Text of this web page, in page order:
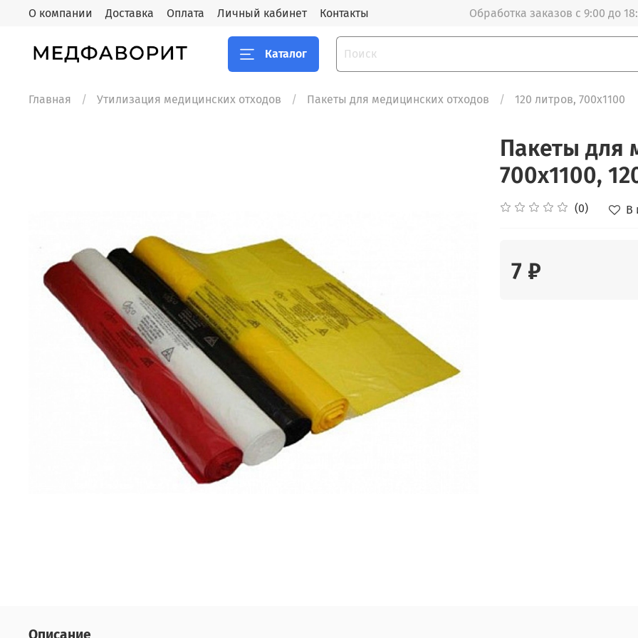
О компании Доставка Оплата Личный кабинет Контакты Обработка заказов с 9:00 до
Каталог
Главная Утилизация медицинских отходов Пакеты для медицинских отходов 120 литров, 700х1100
Пакеты для
700х1100,
(0) В
7 ₽
Описание